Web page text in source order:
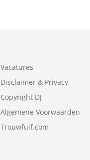
Vacatures
Disclaimer & Privacy
Copyright DJ
Algemene Voorwaarden
Trouwfuif.com